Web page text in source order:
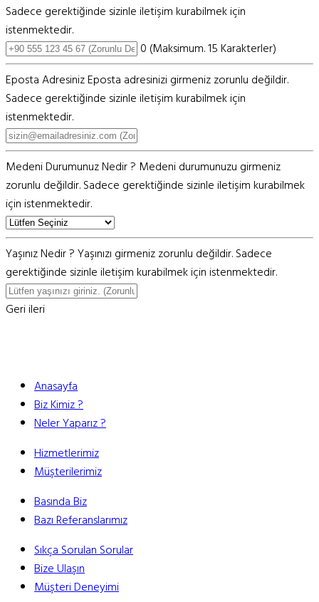
Sadece gerektiğinde sizinle iletişim kurabilmek için
istenmektedir.
0 (Maksimum. 15 Karakterler)
Eposta AdresinizEposta adresinizi girmeniz zorunlu değildir.
Sadece gerektiğinde sizinle iletişim kurabilmek için
istenmektedir.
Medeni Durumunuz Nedir ? Medeni durumunuzu girmeniz
zorunlu değildir. Sadece gerektiğinde sizinle iletişim kurabilmek
için istenmektedir.
Yaşınız Nedir ?Yaşınızı girmeniz zorunlu değildir. Sadece
gerektiğinde sizinle iletişim kurabilmek için istenmektedir.
Geriileri
Anasayfa
Biz Kimiz ?
Neler Yaparız ?
Hizmetlerimiz
Müşterilerimiz
Basında Biz
Bazı Referanslarımız
Sıkça Sorulan Sorular
Bize Ulaşın
Müşteri Deneyimi